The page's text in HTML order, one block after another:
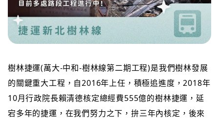
樹林捷運(萬大-中和-樹林線第二期工程)是我們樹林發展
的關鍵重大工程，自2016年上任，積極追進度，2018年
10月行政院長賴清德核定總經費555億的樹林捷運，延
宕多年的捷運，在我們努力之下，拚三年內核定，後來